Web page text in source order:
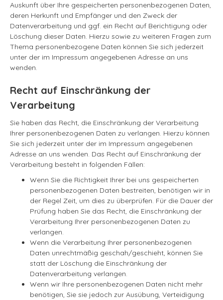
Auskunft über Ihre gespeicherten personenbezogenen Daten,
deren Herkunft und Empfänger und den Zweck der
Datenverarbeitung und ggf. ein Recht auf Berichtigung oder
Löschung dieser Daten. Hierzu sowie zu weiteren Fragen zum
Thema personenbezogene Daten können Sie sich jederzeit
unter der im Impressum angegebenen Adresse an uns
wenden.
Recht auf Einschränkung der
Verarbeitung
Sie haben das Recht, die Einschränkung der Verarbeitung
Ihrer personenbezogenen Daten zu verlangen. Hierzu können
Sie sich jederzeit unter der im Impressum angegebenen
Adresse an uns wenden. Das Recht auf Einschränkung der
Verarbeitung besteht in folgenden Fällen:
Wenn Sie die Richtigkeit Ihrer bei uns gespeicherten
personenbezogenen Daten bestreiten, benötigen wir in
der Regel Zeit, um dies zu überprüfen. Für die Dauer der
Prüfung haben Sie das Recht, die Einschränkung der
Verarbeitung Ihrer personenbezogenen Daten zu
verlangen.
Wenn die Verarbeitung Ihrer personenbezogenen
Daten unrechtmäßig geschah/geschieht, können Sie
statt der Löschung die Einschränkung der
Datenverarbeitung verlangen.
Wenn wir Ihre personenbezogenen Daten nicht mehr
benötigen, Sie sie jedoch zur Ausübung, Verteidigung